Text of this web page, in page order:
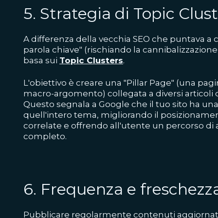
5. Strategia di Topic
A differenza della vecchia SEO che puntava a
parola chiave" (rischiando la
basa sui Topic Clusters.
L'obiettivo è creare una "Pillar Page" (una
macro-argomento) collegata a diversi
Questo segnala a Google che il tuo sito ha
quell'intero tema, migliorando il
correlate e offrendo all'utente un percorso
completo.
6. Frequenza e
Pubblicare regolarmente contenuti